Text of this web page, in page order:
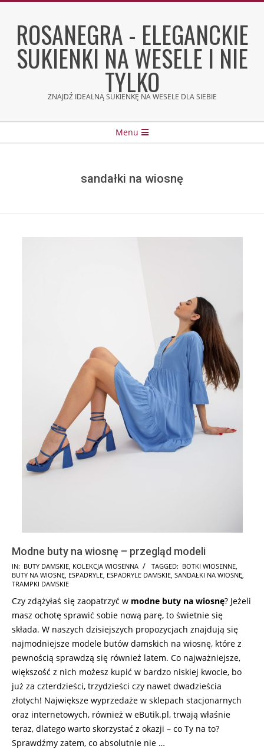
contentROSANEGRA - ELEGANCKIE
SUKIENKI NA WESELE I NIE
TYLKO
ZNAJDŹ IDEALNĄ SUKIENKĘ NA WESELE DLA SIEBIE
Menu
sandałki na wiosnę
Modne buty na wiosnę – przegląd modeli
2026-
02-
IN: BUTY DAMSKIE, KOLEKCJA WIOSENNA TAGGED: BOTKI WIOSENNE,
BUTY NA WIOSNĘ, ESPADRYLE, ESPADRYLE DAMSKIE, SANDAŁKI NA WIOSNĘ,
TRAMPKI DAMSKIE
Czy zdążyłaś się zaopatrzyć w modne buty na wiosnę? Jeżeli
masz ochotę sprawić sobie nową parę, to świetnie się
składa. W naszych dzisiejszych propozycjach znajdują się
najmodniejsze modele butów damskich na wiosnę, które z
pewnością sprawdzą się również latem. Co najważniejsze,
większość z nich możesz kupić w bardzo niskiej kwocie, bo
już za czterdzieści, trzydzieści czy nawet dwadzieścia
złotych! Największe wyprzedaże w sklepach stacjonarnych
oraz internetowych, również w eButik.pl, trwają właśnie
teraz, dlatego warto skorzystać z okazji – co Ty na to?
Sprawdźmy zatem, co absolutnie nie …